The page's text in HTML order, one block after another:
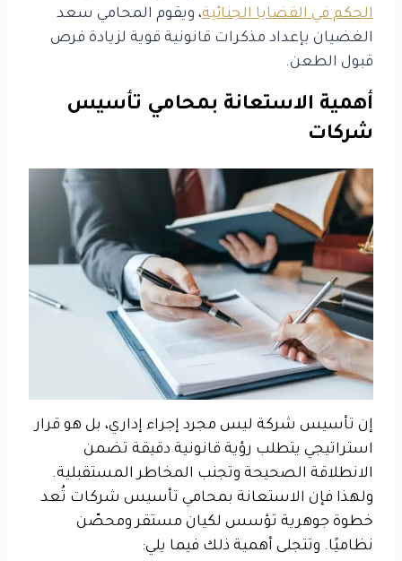
الحكم في القضايا الجنائية، ويقوم المحامي سعد
الغضيان بإعداد مذكرات قانونية قوية لزيادة فرص
قبول الطعن.
أهمية الاستعانة بمحامي تأسيس
شركات
إن تأسيس شركة ليس مجرد إجراء إداري، بل هو قرار
استراتيجي يتطلب رؤية قانونية دقيقة تضمن
الانطلاقة الصحيحة وتجنب المخاطر المستقبلية.
ولهذا فإن الاستعانة بمحامي تأسيس شركات تُعد
خطوة جوهرية تؤسس لكيان مستقر ومحصّن
نظاميًا. وتتجلى أهمية ذلك فيما يلي: